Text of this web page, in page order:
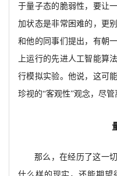
于量子态的脆弱性，要让
加状态是非常困难的，更
和他的同事们提出，有朝
上运行的先进人工智能算
行模拟实验。他说，这可
珍视的“客观性”观念，尽管
那么，在经历了这一